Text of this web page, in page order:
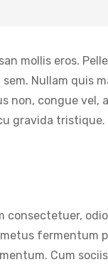
mollis eros.
Nullam quis
non, congue
gravida
consectetuer,
fermentum
Cum